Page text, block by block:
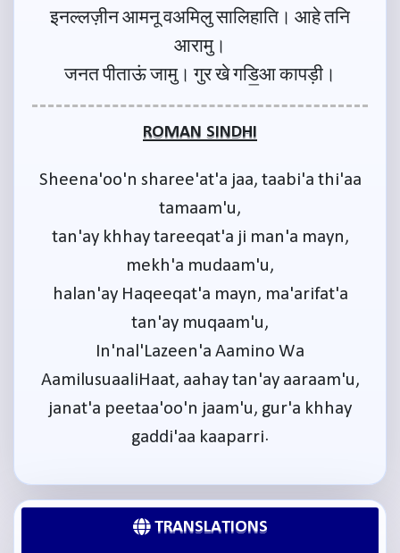
इनल्लज़ीन आमनू वअमिलु सालिहाति। आहे तनि
आरामु।
जनत पीताऊं जामु। गुर खे गडि॒आ कापड़ी।
ROMAN SINDHI
Sheena'oo'n sharee'at'a jaa, taabi'a thi'aa
tamaam'u,
tan'ay khhay tareeqat'a ji man'a mayn,
mekh'a mudaam'u,
halan'ay Haqeeqat'a mayn, ma'arifat'a
tan'ay muqaam'u,
In'nal'Lazeen'a Aamino Wa
AamilusuaaliHaat, aahay tan'ay aaraam'u,
janat'a peetaa'oo'n jaam'u, gur'a khhay
gaddi'aa kaaparri.
TRANSLATIONS